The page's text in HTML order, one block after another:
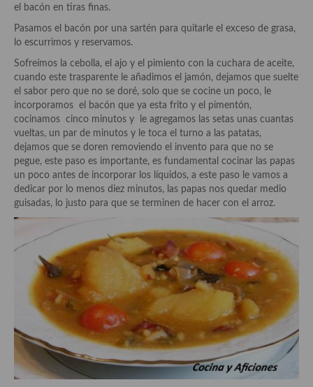
demás
Entrantes y primeros platos
Ensaladas
Entrantes
Gazpachos, salmorejos, sopas y cremas frías
Quínoa
Pasta
Arroces Y fideuás
Legumbres y cereales
Cuscús
Huevos
Masas elaboradas con harina, pizzas, quiches y demás
Plato principal
Aves
el bacón en tiras finas.
Pasamos el bacón por una sartén para quitarle el exceso de grasa,
lo escurrimos y reservamos.
Sofreímos la cebolla, el ajo y el pimiento con la cuchara de aceite,
cuando este trasparente le añadimos el jamón, dejamos que suelte
el sabor pero que no se doré, solo que se cocine un poco, le
incorporamos el bacón que ya esta frito y el pimentón,
cocinamos cinco minutos y le agregamos las setas unas cuantas
vueltas, un par de minutos y le toca el turno a las patatas,
dejamos que se doren removiendo el invento para que no se
pegue, este paso es importante, es fundamental cocinar las papas
un poco antes de incorporar los líquidos, a este paso le vamos a
dedicar por lo menos diez minutos, las papas nos quedar medio
guisadas, lo justo para que se terminen de hacer con el arroz.